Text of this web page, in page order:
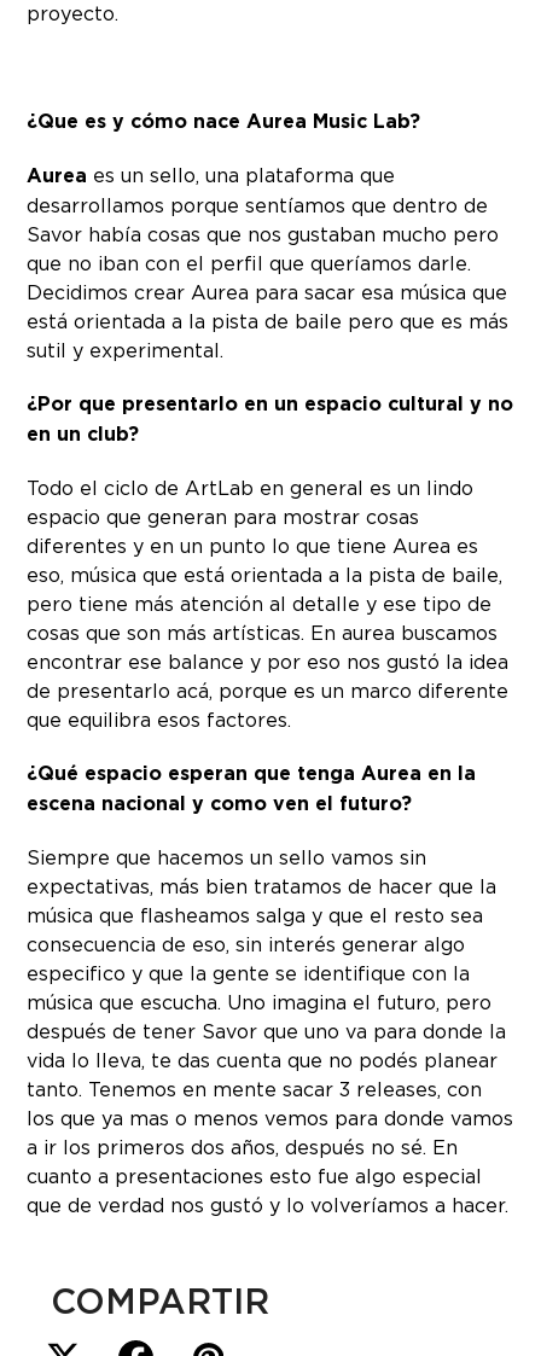
proyecto.
¿Que es y cómo nace Aurea Music Lab?
Aurea es un sello, una plataforma que
desarrollamos porque sentíamos que dentro de
Savor había cosas que nos gustaban mucho pero
que no iban con el perfil que queríamos darle.
Decidimos crear Aurea para sacar esa música que
está orientada a la pista de baile pero que es más
sutil y experimental.
¿Por que presentarlo en un espacio cultural y no
en un club?
Todo el ciclo de ArtLab en general es un lindo
espacio que generan para mostrar cosas
diferentes y en un punto lo que tiene Aurea es
eso, música que está orientada a la pista de baile,
pero tiene más atención al detalle y ese tipo de
cosas que son más artísticas. En aurea buscamos
encontrar ese balance y por eso nos gustó la idea
de presentarlo acá, porque es un marco diferente
que equilibra esos factores.
¿Qué espacio esperan que tenga Aurea en la
escena nacional y como ven el futuro?
Siempre que hacemos un sello vamos sin
expectativas, más bien tratamos de hacer que la
música que flasheamos salga y que el resto sea
consecuencia de eso, sin interés generar algo
especifico y que la gente se identifique con la
música que escucha. Uno imagina el futuro, pero
después de tener Savor que uno va para donde la
vida lo lleva, te das cuenta que no podés planear
tanto. Tenemos en mente sacar 3 releases, con
los que ya mas o menos vemos para donde vamos
a ir los primeros dos años, después no sé. En
cuanto a presentaciones esto fue algo especial
que de verdad nos gustó y lo volveríamos a hacer.
COMPARTIR